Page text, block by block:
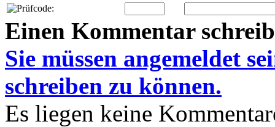
Einen Kommentar
Sie müssen angemeldet
schreiben zu können.
Es liegen keine